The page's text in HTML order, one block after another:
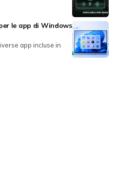
le app di Windows
app incluse in